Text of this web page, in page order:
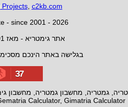
Projects, c2kb.com
- since 2001 - 2026
אתר גימטריא - מאז 2001 - 2026
בגלישה באתר הינכם
37
גמטריה, מחשבון גמטריה, מחשבון
Calculator, Gimatria Calculator